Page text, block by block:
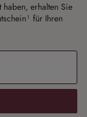
erhalten Sie
für Ihren